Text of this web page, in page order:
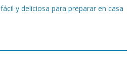
y deliciosa para preparar en casa